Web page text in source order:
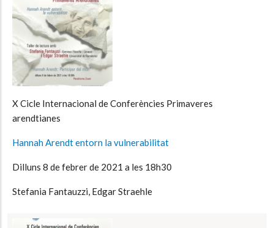
X Cicle Internacional de Conferències Primaveres
arendtianes
Hannah Arendt entorn la vulnerabilitat
Dilluns 8 de febrer de 2021 a les 18h30
Stefania Fantauzzi, Edgar Straehle